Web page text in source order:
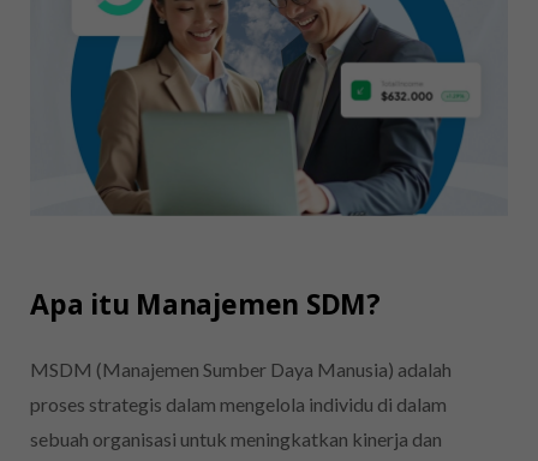
Apa itu Manajemen SDM?
MSDM (Manajemen Sumber Daya Manusia) adalah
proses strategis dalam mengelola individu di dalam
sebuah organisasi untuk meningkatkan kinerja dan